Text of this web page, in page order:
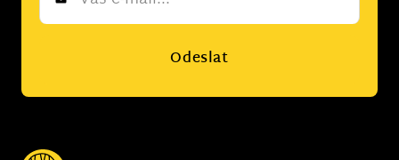
Odeslat